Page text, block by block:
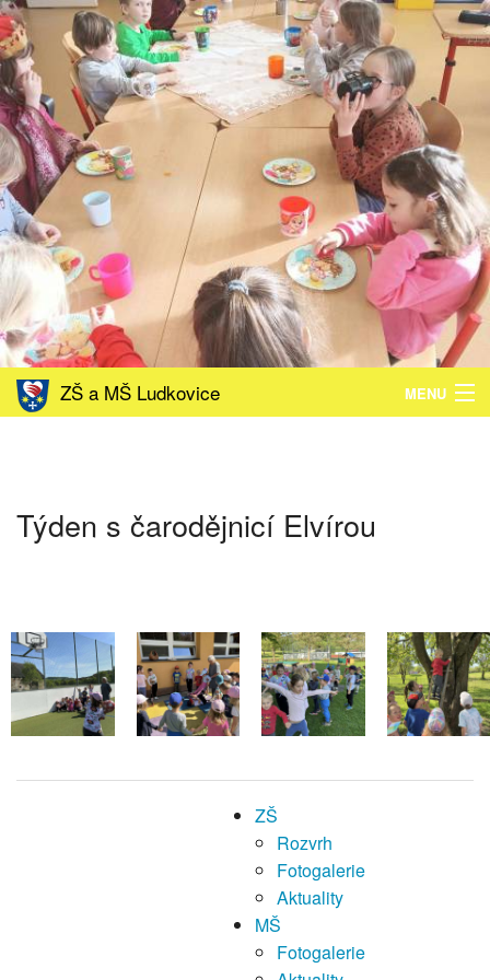
ZŠ a MŠ Ludkovice MENU
ŠJ
O nás
Kontakt
Týden s čarodějnicí Elvírou
ZŠ
Rozvrh
Fotogalerie
Aktuality
MŠ
Fotogalerie